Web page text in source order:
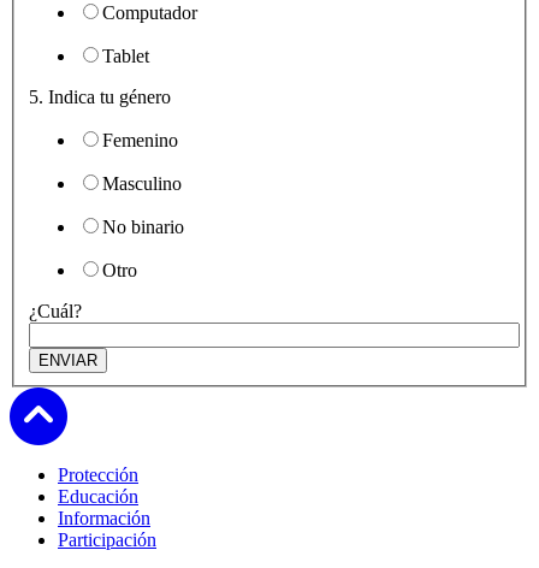
Computador
Tablet
5. Indica tu género
Femenino
Masculino
No binario
Otro
¿Cuál?
Protección
Educación
Información
Participación